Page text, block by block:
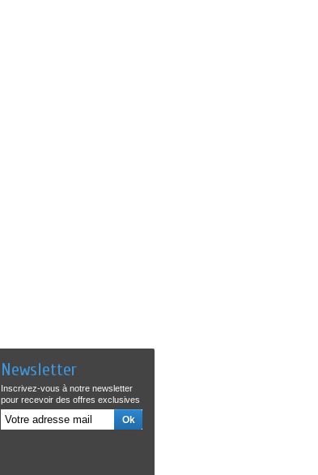
Newsletter
Inscrivez-vous à notre newsletter
pour recevoir des offres exclusives